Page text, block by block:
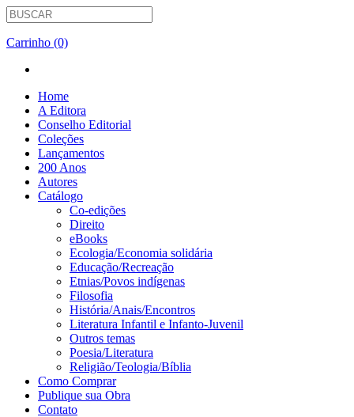
Carrinho (0)
Home
A Editora
Conselho Editorial
Coleções
Lançamentos
200 Anos
Autores
Catálogo
Co-edições
Direito
eBooks
Ecologia/Economia solidária
Educação/Recreação
Etnias/Povos indígenas
Filosofia
História/Anais/Encontros
Literatura Infantil e Infanto-Juvenil
Outros temas
Poesia/Literatura
Religião/Teologia/Bíblia
Como Comprar
Publique sua Obra
Contato